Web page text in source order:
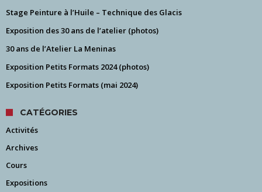
Stage Peinture à l’Huile – Technique des Glacis
Exposition des 30 ans de l’atelier (photos)
30 ans de l’Atelier La Meninas
Exposition Petits Formats 2024 (photos)
Exposition Petits Formats (mai 2024)
CATÉGORIES
Activités
Archives
Cours
Expositions